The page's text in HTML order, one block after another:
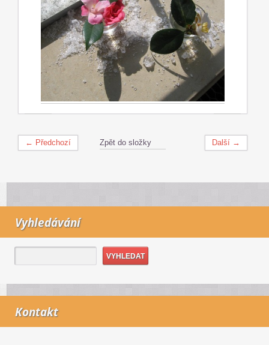
← Předchozí Další →
Zpět do složky
Vyhledávání
Kontakt